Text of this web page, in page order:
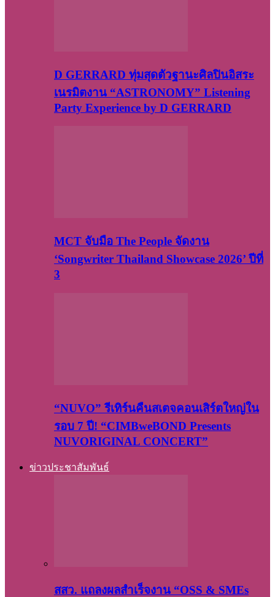
D GERRARD ทุ่มสุดตัวฐานะศิลปินอิสระ
เนรมิตงาน “ASTRONOMY” Listening
Party Experience by D GERRARD
MCT จับมือ The People จัดงาน
‘Songwriter Thailand Showcase 2026’ ปีที่
3
“NUVO” รีเทิร์นคืนสเตจคอนเสิร์ตใหญ่ใน
รอบ 7 ปี! “CIMBweBOND Presents
NUVORIGINAL CONCERT”
ข่าวประชาสัมพันธ์
สสว. แถลงผลสำเร็จงาน “OSS & SMEs